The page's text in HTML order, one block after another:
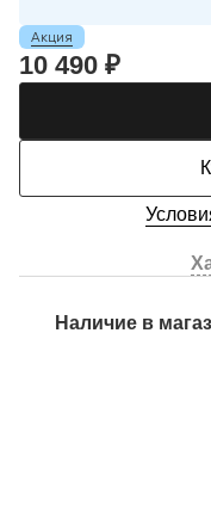
Акция
10 490 ₽
Наличие в